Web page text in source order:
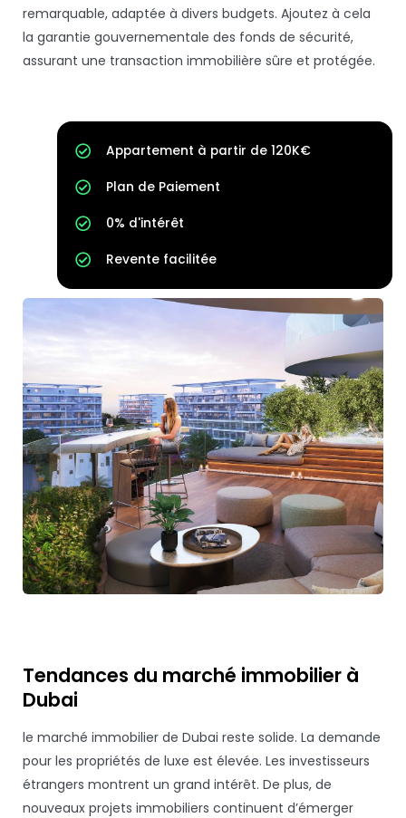
remarquable, adaptée à divers budgets. Ajoutez à cela
la garantie gouvernementale des fonds de sécurité,
assurant une transaction immobilière sûre et protégée.
Appartement à partir de 120K€
Plan de Paiement
0% d'intérêt
Revente facilitée
Tendances du marché immobilier à
Dubai
le marché immobilier de Dubai reste solide. La demande
pour les propriétés de luxe est élevée. Les investisseurs
étrangers montrent un grand intérêt. De plus, de
nouveaux projets immobiliers continuent d’émerger